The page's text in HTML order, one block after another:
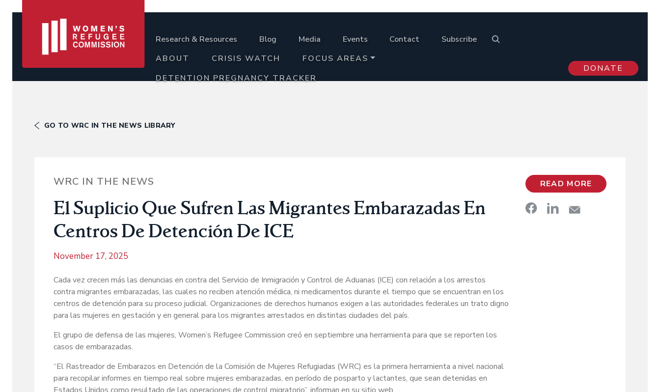
Research & Resources Blog Media Events Contact
Subscribe
ABOUT
CRISIS WATCH
FOCUS AREAS
DETENTION PREGNANCY TRACKER
DONATE
GO TO WRC IN THE NEWS LIBRARY
WRC IN THE NEWS
El Suplicio Que Sufren Las Migrantes Embarazadas En
Centros De Detención De ICE
November 17, 2025
Cada vez crecen más las denuncias en contra del Servicio de Inmigración y Control de Aduanas (ICE) con relación a los arrestos
contra migrantes embarazadas, las cuales no reciben atención médica, ni medicamentos durante el tiempo que se encuentran en los
centros de detención para su proceso judicial. Organizaciones de derechos humanos exigen a las autoridades federales un trato digno
para las mujeres en gestación y en general para los migrantes arrestados en distintas ciudades del país.
El grupo de defensa de las mujeres, Women’s Refugee Commission creó en septiembre una herramienta para que se reporten los
casos de embarazadas.
“El Rastreador de Embarazos en Detención de la Comisión de Mujeres Refugiadas (WRC) es la primera herramienta a nivel nacional
para recopilar informes en tiempo real sobre mujeres embarazadas, en período de posparto y lactantes, que sean detenidas en
READ MORE